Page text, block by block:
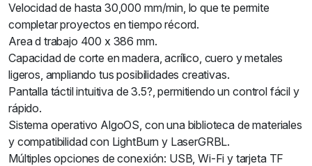
Velocidad de hasta 30,000 mm/min, lo que te permite
completar proyectos en tiempo récord.
Area d trabajo 400 x 386 mm.
Capacidad de corte en madera, acrílico, cuero y metales
ligeros, ampliando tus posibilidades creativas.
Pantalla táctil intuitiva de 3.5?, permitiendo un control fácil y
rápido.
Sistema operativo AlgoOS, con una biblioteca de materiales
y compatibilidad con LightBurn y LaserGRBL.
Múltiples opciones de conexión: USB, Wi-Fi y tarjeta TF